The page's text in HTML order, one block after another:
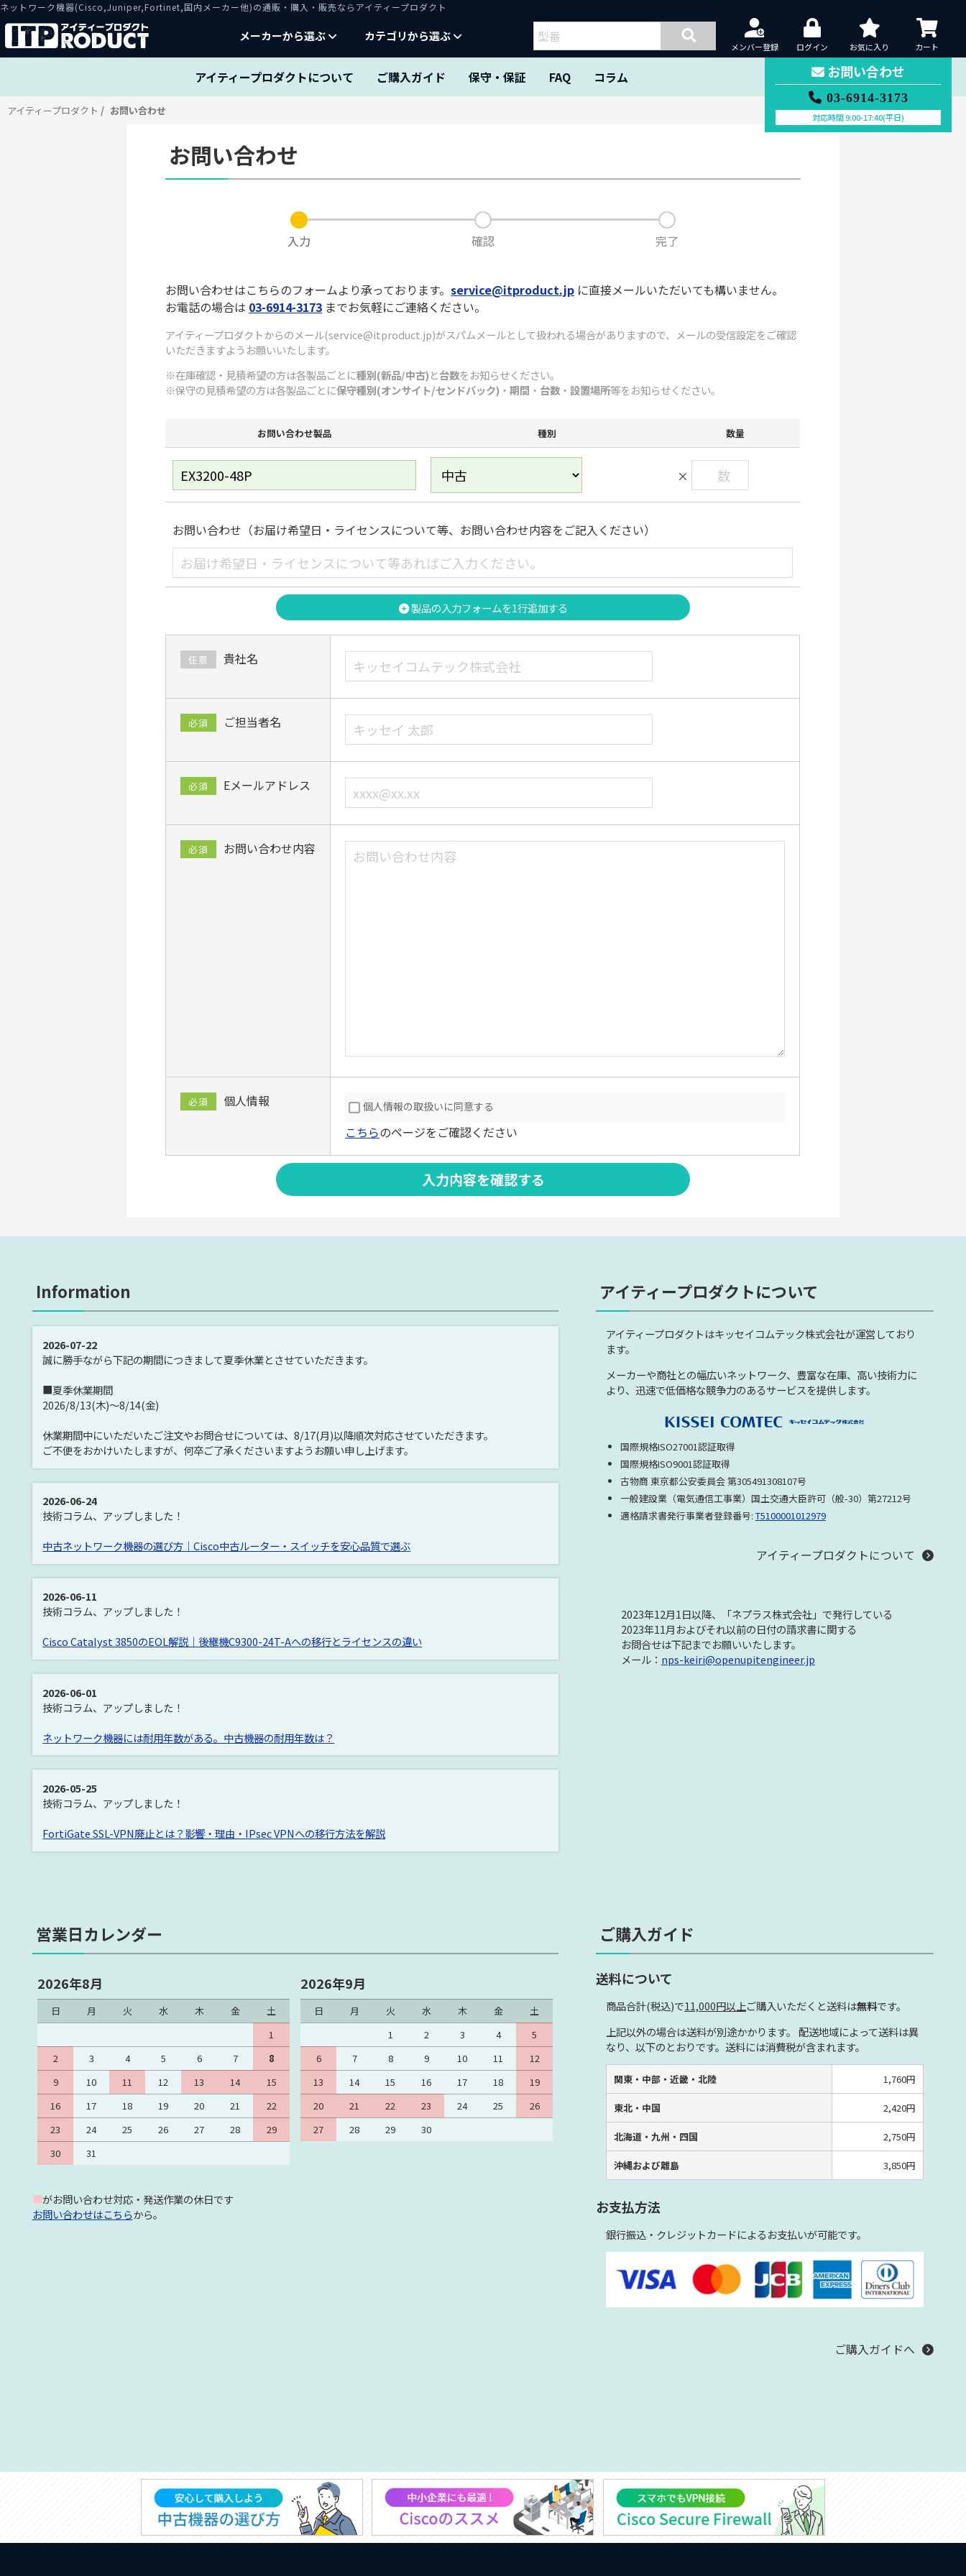
ネットワーク機器(Cisco,Juniper,Fortinet,国内メーカー他)の通販・購入・販売ならアイティープロダクト
メーカーから選ぶ カテゴリから選ぶ
メンバー登録 ログイン お気に入り カート
アイティープロダクトについて ご購入ガイド 保守・保証 FAQ コラム お問い合わせ
03-6914-3173
対応時間 9:00-17:40(平日)
アイティープロダクト お問い合わせ
お問い合わせ
入力 確認 完了
お問い合わせはこちらのフォームより承っております。service@itproduct.jp に直接メールいただいても構いません。
お電話の場合は 03-6914-3173 までお気軽にご連絡ください。
アイティープロダクトからのメール(service@itproduct.jp)がスパムメールとして扱われる場合がありますので、メールの受信設定をご確認
いただきますようお願いいたします。
※在庫確認・見積希望の方は各製品ごとに種別(新品/中古)と台数をお知らせください。
※保守の見積希望の方は各製品ごとに保守種別(オンサイト/センドバック) ・期間 ・ 台数・設置場所等をお知らせください。
お問い合わせ製品 種別 数量
×
お問い合わせ（お届け希望日・ライセンスについて等、お問い合わせ内容をご記入ください）
製品の入力フォームを1行追加する
任意 貴社名
必須 ご担当者名
必須 Eメールアドレス
必須 お問い合わせ内容
必須 個人情報 個人情報の取扱いに同意する
こちらのページをご確認ください
Information
2026-07-22
誠に勝手ながら下記の期間につきまして夏季休業とさせていただきます。
■夏季休業期間
2026/8/13(木)～8/14(金)
休業期間中にいただいたご注文やお問合せについては、8/17(月)以降順次対応させていただきます。
ご不便をおかけいたしますが、何卒ご了承くださいますようお願い申し上げます。
2026-06-24
技術コラム、アップしました！
中古ネットワーク機器の選び方｜Cisco中古ルーター・スイッチを安心品質で選ぶ
2026-06-11
技術コラム、アップしました！
Cisco Catalyst 3850のEOL解説｜後継機C9300-24T-Aへの移行とライセンスの違い
2026-06-01
技術コラム、アップしました！
ネットワーク機器には耐用年数がある。中古機器の耐用年数は？
2026-05-25
技術コラム、アップしました！
FortiGate SSL-VPN廃止とは？影響・理由・IPsec VPNへの移行方法を解説
アイティープロダクトについて
アイティープロダクトはキッセイコムテック株式会社が運営しており
ます。
メーカーや商社との幅広いネットワーク、豊富な在庫、高い技術力に
より、迅速で低価格な競争力のあるサービスを提供します。
国際規格ISO27001認証取得
国際規格ISO9001認証取得
古物商 東京都公安委員会 第305491308107号
一般建設業（電気通信工事業）国土交通大臣許可（般-30）第27212号
適格請求書発行事業者登録番号: T5100001012979
アイティープロダクトについて
2023年12月1日以降、「ネプラス株式会社」で発行している
2023年11月およびそれ以前の日付の請求書に関する
お問合せは下記までお願いいたします。
メール： nps-keiri@openupitengineer.jp
営業日カレンダー
2026年8月
日 月 火 水 木 金
土
1
2
3 4 5 6 7
8
9
10 11 12 13 14
15
16
17 18 19 20 21
22
23
24 25 26 27 28
29
30
31
2026年9月
日 月 火 水 木 金
土
1
2 3 4
5
6
7 8 9 10 11
12
13
14 15 16 17 18
19
20
21 22 23 24 25
26
27
28 29 30
■がお問い合わせ対応・発送作業の休日です
お問い合わせはこちらから。
ご購入ガイド
送料について
商品合計(税込)で11,000円以上ご購入いただくと送料は無料です。
上記以外の場合は送料が別途かかります。 配送地域によって送料は異
なり、以下のとおりです。送料には消費税が含まれます。
関東・中部・近畿・北陸 1,760円
東北・中国 2,420円
北海道・九州・四国 2,750円
沖縄および離島 3,850円
お支払方法
銀行振込・クレジットカードによるお支払いが可能です。
ご購入ガイドへ